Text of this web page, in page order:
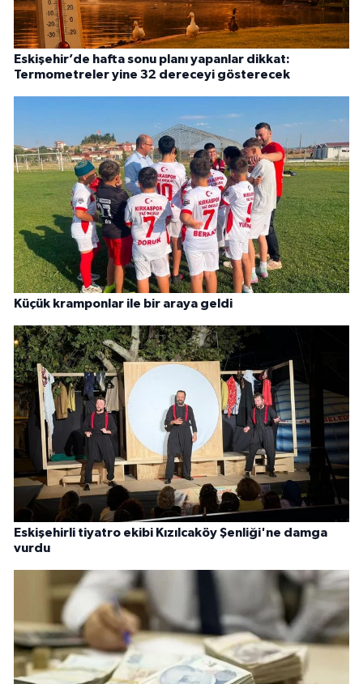
Eskişehir’de hafta sonu planı yapanlar dikkat:
Termometreler yine 32 dereceyi gösterecek
Küçük kramponlar ile bir araya geldi
Eskişehirli tiyatro ekibi Kızılcaköy Şenliği'ne damga
vurdu